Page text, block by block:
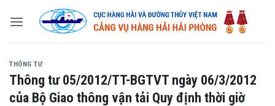
THÔNG TƯ
Thông tư 05/2012/TT-BGTVT ngày 06/3/2012
của Bộ Giao thông vận tải Quy định thời giờ